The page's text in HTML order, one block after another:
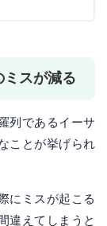
ミスが減る
列であるイーサ
ことが挙げられ
にミスが起こる
違えてしまうと